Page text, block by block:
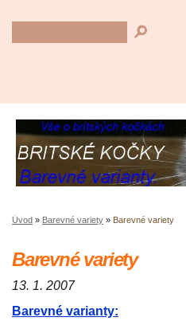
Úvod » Barevné variety » Barevné variety
Barevné variety
13. 1. 2007
Barevné varianty: